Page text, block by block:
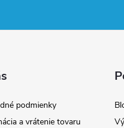
podmienky
a vrátenie tovaru